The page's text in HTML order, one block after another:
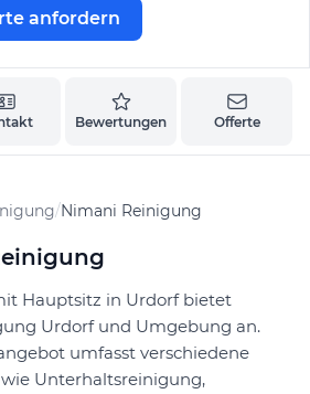
anfordern
Bewertungen Offerte
/Nimani Reinigung
Hauptsitz in Urdorf bietet
Urdorf und Umgebung an.
umfasst verschiedene
Unterhaltsreinigung,